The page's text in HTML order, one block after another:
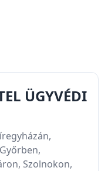
ÜGYVÉDI
Szolnokon,